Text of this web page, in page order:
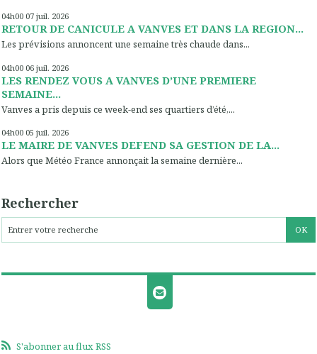
04h00 07 juil. 2026
RETOUR DE CANICULE A VANVES ET DANS LA REGION...
Les prévisions annoncent une semaine très chaude dans...
04h00 06 juil. 2026
LES RENDEZ VOUS A VANVES D’UNE PREMIERE
SEMAINE...
Vanves a pris depuis ce week-end ses quartiers d’été,...
04h00 05 juil. 2026
LE MAIRE DE VANVES DEFEND SA GESTION DE LA...
Alors que Météo France annonçait la semaine dernière...
Rechercher
S'abonner au flux RSS